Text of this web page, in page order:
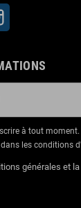
à tout
les conditions
générales et